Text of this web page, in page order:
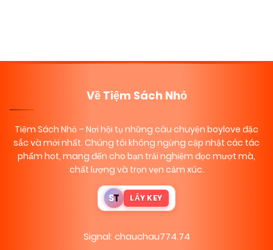
Về Tiệm Sách Nhỏ
Tiệm Sách Nhỏ – Nơi hội tụ những câu chuyện boylove đặc
sắc và mới nhất. Chúng tôi không ngừng cập nhật các tác
phẩm hot, mang đến cho bạn trải nghiệm đọc mượt mà,
chất lượng và trọn vẹn cảm xúc.
ST LẤY KEY
Signal: chauchau774.74